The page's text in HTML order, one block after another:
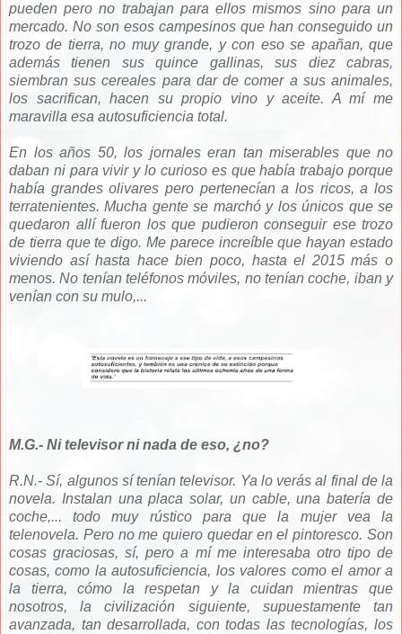
pueden pero no trabajan para ellos mismos sino para un
mercado. No son esos campesinos que han conseguido un
trozo de tierra, no muy grande, y con eso se apañan, que
además tienen sus quince gallinas, sus diez cabras,
siembran sus cereales para dar de comer a sus animales,
los sacrifican, hacen su propio vino y aceite. A mí me
maravilla esa autosuficiencia total.
En los años 50, los jornales eran tan miserables que no
daban ni para vivir y lo curioso es que había trabajo porque
había grandes olivares pero pertenecían a los ricos, a los
terratenientes. Mucha gente se marchó y los únicos que se
quedaron allí fueron los que pudieron conseguir ese trozo
de tierra que te digo. Me parece increíble que hayan estado
viviendo así hasta hace bien poco, hasta el 2015 más o
menos. No tenían teléfonos móviles, no tenían coche, iban y
venían con su mulo,...
M.G.- Ni televisor ni nada de eso, ¿no?
R.N.- Sí, algunos sí tenían televisor. Ya lo verás al final de la
novela. Instalan una placa solar, un cable, una batería de
coche,... todo muy rústico para que la mujer vea la
telenovela. Pero no me quiero quedar en el pintoresco. Son
cosas graciosas, sí, pero a mí me interesaba otro tipo de
cosas, como la autosuficiencia, los valores como el amor a
la tierra, cómo la respetan y la cuidan mientras que
nosotros, la civilización siguiente, supuestamente tan
avanzada, tan desarrollada, con todas las tecnologías, los